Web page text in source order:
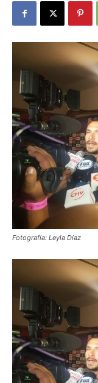
Fotografía: Leyla Díaz